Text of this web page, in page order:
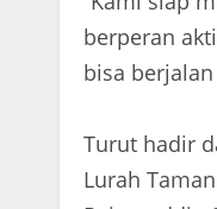
berperan
bisa
Turut hadir
Lurah